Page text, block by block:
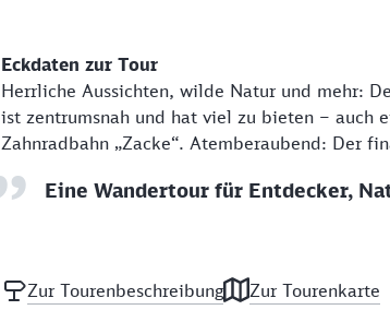
Eckdaten zur Tour
Herrliche Aussichten, wilde Natur und mehr:
ist zentrumsnah und hat viel zu bieten – auch
Zahnradbahn „Zacke“. Atemberaubend: Der
Eine Wandertour für Entdecker,
Zur Tourenbeschreibung Zur Tourenkarte